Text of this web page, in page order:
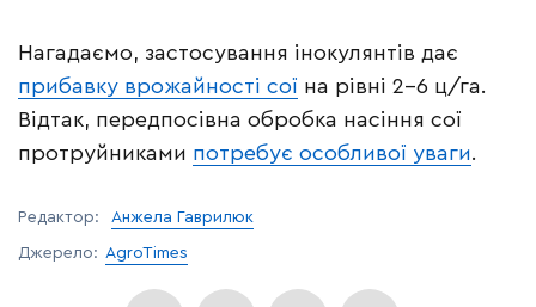
Нагадаємо, застосування інокулянтів дає
прибавку врожайності сої на рівні 2-6 ц/га.
Відтак, передпосівна обробка насіння сої
протруйниками потребує особливої уваги.
Редактор: Анжела Гаврилюк
Джерело: AgroTimes